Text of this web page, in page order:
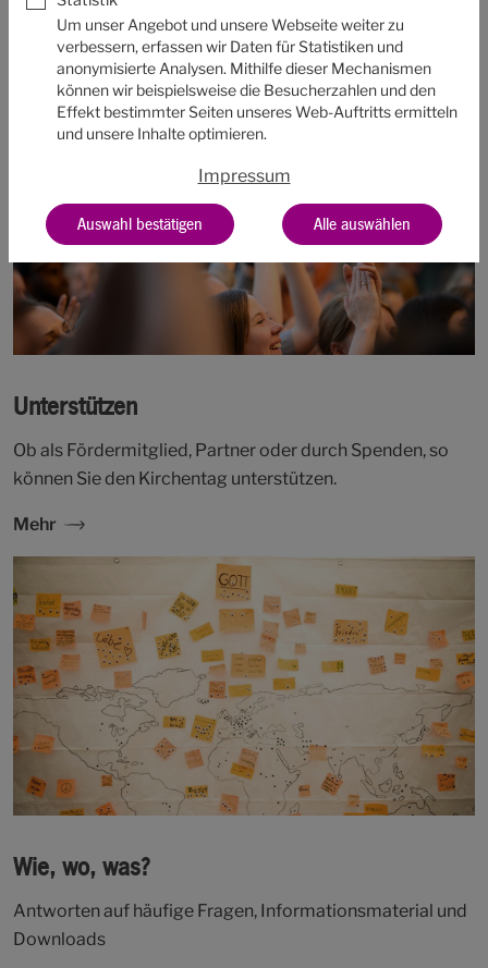
Unterstützen
Ob als Fördermitglied, Partner oder durch Spenden, so
können Sie den Kirchentag unterstützen.
Mehr
Wie, wo, was?
Antworten auf häufige Fragen, Informationsmaterial und
Downloads
Um unser Angebot und unsere Webseite weiter zu
verbessern, erfassen wir Daten für Statistiken und
anonymisierte Analysen. Mithilfe dieser Mechanismen
können wir beispielsweise die Besucherzahlen und den
Effekt bestimmter Seiten unseres Web-Auftritts ermitteln
und unsere Inhalte optimieren.
Impressum
Auswahl bestätigen Alle auswählen